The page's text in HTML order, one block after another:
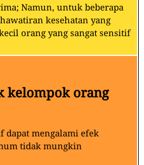
Namun, untuk beberapa
kesehatan yang
orang yang sangat sensitif
kelompok orang
dapat mengalami efek
tidak mungkin